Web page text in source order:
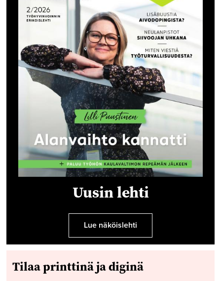
Uusin lehti
Lue näköislehti
Tilaa printtinä ja diginä